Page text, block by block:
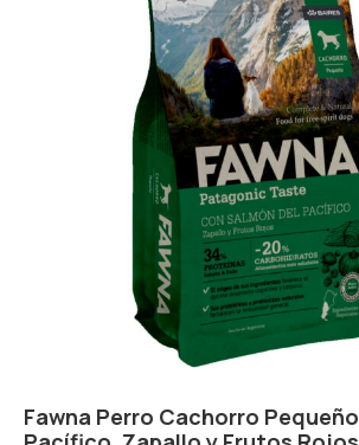
Fawna Perro Cachorro